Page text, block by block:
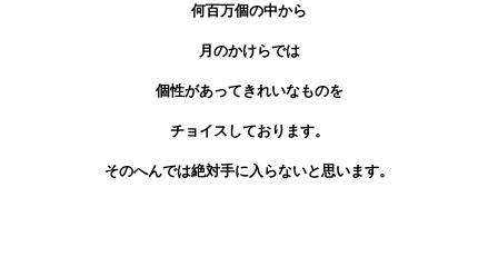
何百万個の中から
月のかけらでは
個性があってきれいなものを
チョイスしております。
そのへんでは絶対手に入らないと思います。